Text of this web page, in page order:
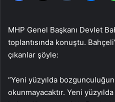
MHP Genel Başkanı Devlet
toplantısında konuştu.
çıkanlar şöyle:
“Yeni yüzyılda
okunmayacaktır. Yeni